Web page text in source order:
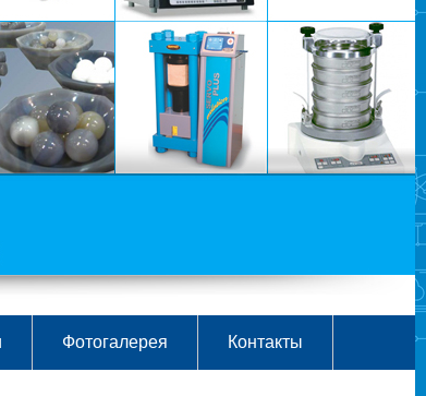
Фотогалерея Контакты